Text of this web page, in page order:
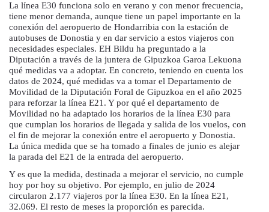
La línea E30 funciona solo en verano y con menor frecuencia,
tiene menor demanda, aunque tiene un papel importante en la
conexión del aeropuerto de Hondarribia con la estación de
autobuses de Donostia y en dar servicio a estos viajeros con
necesidades especiales. EH Bildu ha preguntado a la
Diputación a través de la juntera de Gipuzkoa Garoa Lekuona
qué medidas va a adoptar. En concreto, teniendo en cuenta los
datos de 2024, qué medidas va a tomar el Departamento de
Movilidad de la Diputación Foral de Gipuzkoa en el año 2025
para reforzar la línea E21. Y por qué el departamento de
Movilidad no ha adaptado los horarios de la línea E30 para
que cumplan los horarios de llegada y salida de los vuelos, con
el fin de mejorar la conexión entre el aeropuerto y Donostia.
La única medida que se ha tomado a finales de junio es alejar
la parada del E21 de la entrada del aeropuerto.
Y es que la medida, destinada a mejorar el servicio, no cumple
hoy por hoy su objetivo. Por ejemplo, en julio de 2024
circularon 2.177 viajeros por la línea E30. En la línea E21,
32.069. El resto de meses la proporción es parecida.